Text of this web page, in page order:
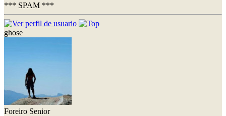
*** SPAM ***
ghose
Foreiro Senior